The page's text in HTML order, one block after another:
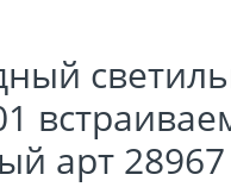
арт 28967